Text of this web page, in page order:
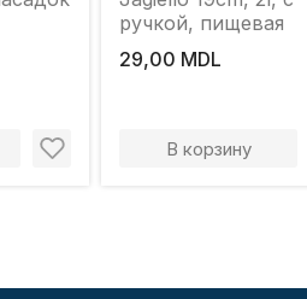
ручкой, пищевая
29,00 MDL
В корзину